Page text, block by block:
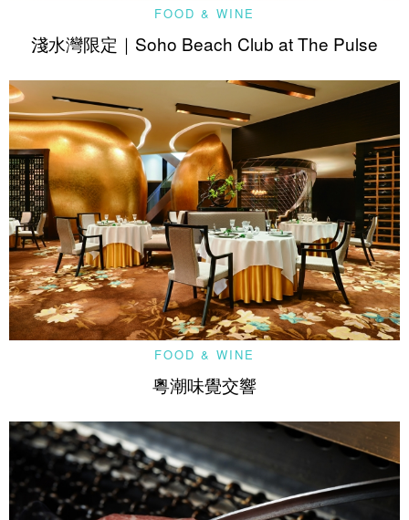
FOOD & WINE
淺水灣限定｜Soho Beach Club at The Pulse
FOOD & WINE
粵潮味覺交響